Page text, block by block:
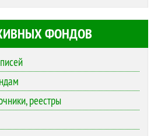
ФОНДОВ
реестры